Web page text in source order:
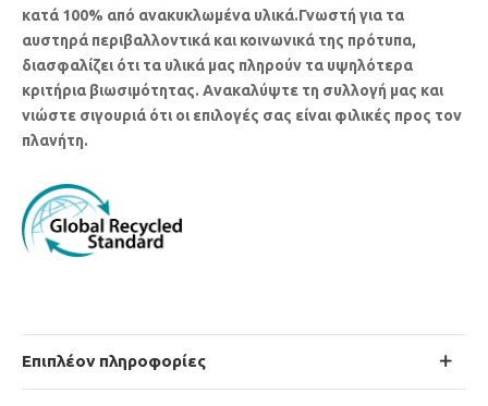
κατά 100% από ανακυκλωμένα υλικά.Γνωστή για τα
αυστηρά περιβαλλοντικά και κοινωνικά της πρότυπα,
διασφαλίζει ότι τα υλικά μας πληρούν τα υψηλότερα
κριτήρια βιωσιμότητας. Ανακαλύψτε τη συλλογή μας και
νιώστε σιγουριά ότι οι επιλογές σας είναι φιλικές προς τον
πλανήτη.
Επιπλέον πληροφορίες